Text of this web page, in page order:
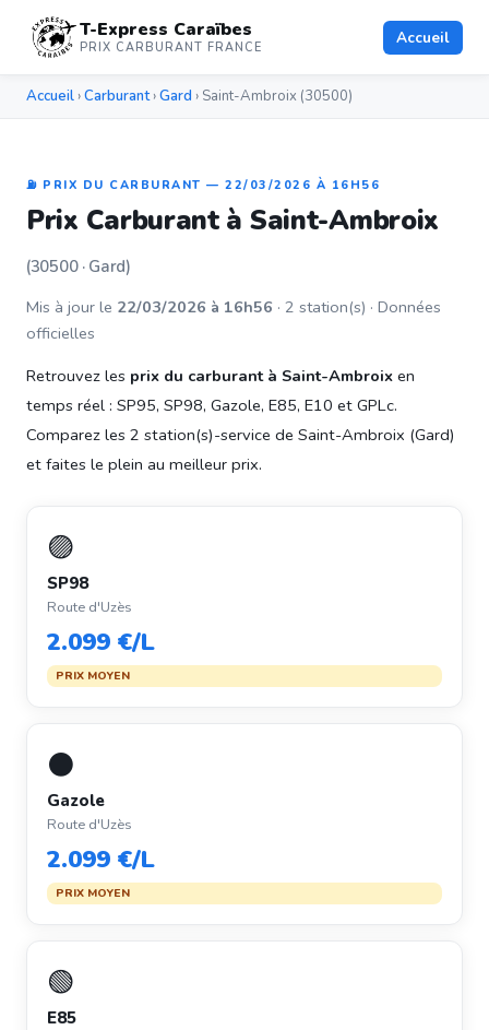
T-Express Caraïbes
PRIX CARBURANT FRANCE Accueil
Accueil ›Carburant›Gard › Saint-Ambroix (30500)
⛽ PRIX DU CARBURANT — 22/03/2026 À 16H56
Prix Carburant à Saint-Ambroix
(30500 · Gard)
Mis à jour le 22/03/2026 à 16h56 · 2 station(s) · Données
officielles
Retrouvez les prix du carburant à Saint-Ambroix en
temps réel : SP95, SP98, Gazole, E85, E10 et GPLc.
Comparez les 2 station(s)-service de Saint-Ambroix (Gard)
et faites le plein au meilleur prix.
🟣
SP98
Route d'Uzès
2.099 €/L
PRIX MOYEN
⚫
Gazole
Route d'Uzès
2.099 €/L
PRIX MOYEN
🟢
E85